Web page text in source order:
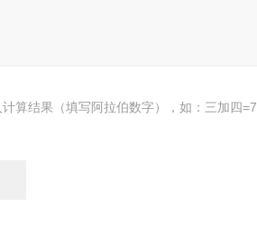
算结果（填写阿拉伯数字），如：三加四=7